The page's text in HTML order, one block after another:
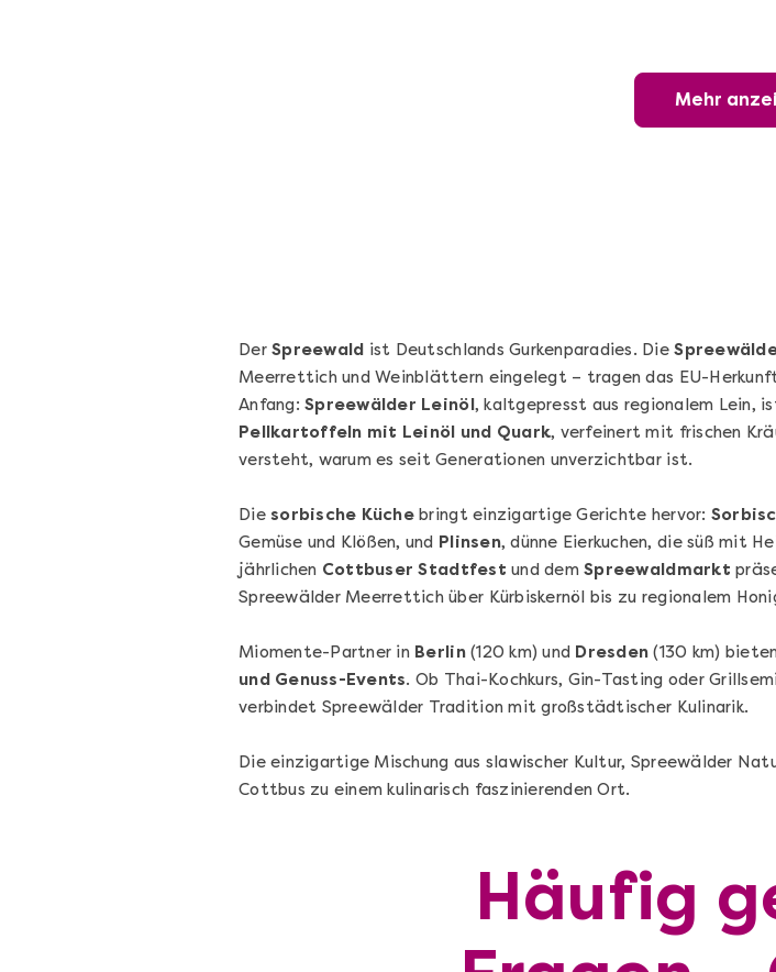
Online Sushi Kochkurs:
perfekte Maki-Rolle!
Die beste Pizza@Home
Vom richtigen Kneten und dem perfekten
Sugo: Pizza ideale im Online-Kochkurs
Sushi Selber
Sushi Starter Set: DIY-
DIY-Box
99,00 €
Mehr
DerSpreewald ist Deutschlands Gurkenparadies. Die
Meerrettich und Weinblättern eingelegt – tragen das EU-
Anfang:Spreewälder Leinöl, kaltgepresst aus regionalem Lein,
Pellkartoffeln mit Leinöl und Quark, verfeinert mit frischen
versteht, warum es seit Generationen unverzichtbar ist.
Diesorbische Küchebringt einzigartige Gerichte hervor:
Gemüse und Klößen, und Plinsen, dünne Eierkuchen, die süß mit
jährlichen Cottbuser Stadtfest und demSpreewaldmarkt
Spreewälder Meerrettich über Kürbiskernöl bis zu regionalem
Miomente-Partner in Berlin(120 km) und Dresden (130 km)
und Genuss-Events. Ob Thai-Kochkurs, Gin-Tasting oder
verbindet Spreewälder Tradition mit großstädtischer Kulinarik.
Die einzigartige Mischung aus slawischer Kultur, Spreewälder
Cottbus zu einem kulinarisch faszinierenden Ort.
Häufig